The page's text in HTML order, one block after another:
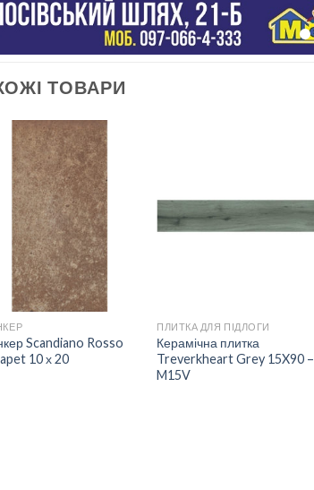
ТОВАРИ
ДОДАТИ
ДО
СПИСКУ
БАЖАНЬ
Scandiano Rosso
10 х 20
ДОДАТИ
СПИСКУ
ПЛИТКА ДЛЯ ПІДЛОГИ
Керамічна плитка
Treverkheart Grey 15X90 –
M15V